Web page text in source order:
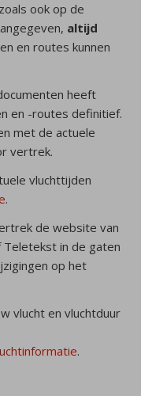
ook op de
altijd
en routes kunnen
heeft
en -routes definitief.
met de actuele
vertrek.
vluchttijden
.
de website van
Teletekst in de gaten
op het
vlucht en vluchtduur
.